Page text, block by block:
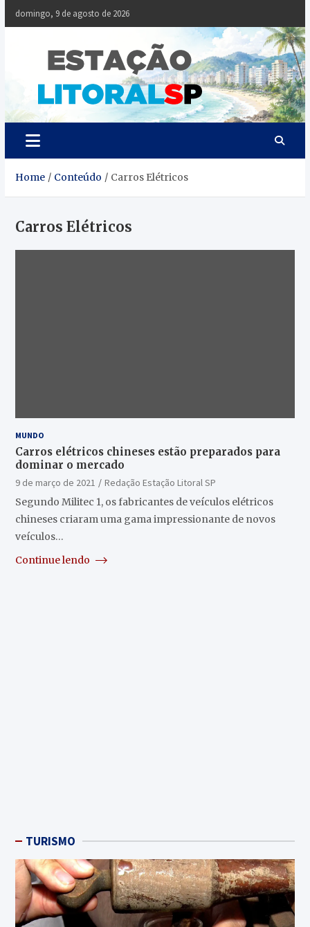
Skip
domingo, 9 de agosto de 2026
Litoral
Notícias da
Baixada Santista
Home Conteúdo Carros Elétricos
Carros Elétricos
MUNDO
Carros elétricos chineses estão preparados para
dominar o mercado
9 de março de 2021
Redação Estação Litoral SP
Segundo Militec 1, os fabricantes de veículos elétricos
chineses criaram uma gama impressionante de novos
veículos…
Continue lendo
TURISMO